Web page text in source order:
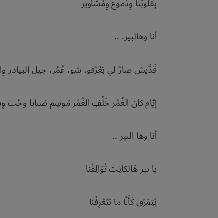
أنا وهالبير. ..
قَدَّيش صارْ لي بَعْرْفو، شو، عُمُر، جيل البيادر
إِيّام كان الغُمْر خَلْفِ الغُمْر مَوسِم صَبايا وحُب
أنا وها البير ..
يا بير هَالكانِت تْوَالِفْنا
بْتِمْرُق كَأَنَّا ما بْتَعْرِفْنا